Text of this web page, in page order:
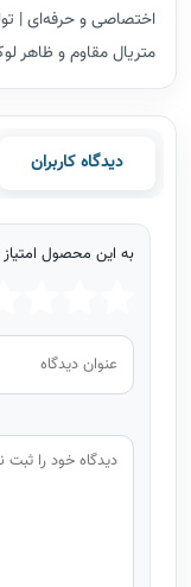
اختصاصی و حرفه‌ای |
متریال مقاوم و ظاهر
دیدگاه کاربران
به این محصول